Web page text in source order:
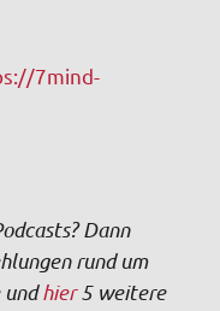
7mind-
Dann
rund um
undhier5 weitere